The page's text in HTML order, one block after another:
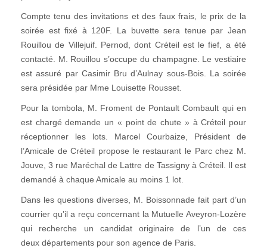
Compte tenu des invitations et des faux frais, le prix de la
soirée est fixé à 120F. La buvette sera tenue par Jean
Rouillou de Villejuif. Pernod, dont Créteil est le fief, a été
contacté. M. Rouillou s’occupe du champagne. Le vestiaire
est assuré par Casimir Bru d’Aulnay sous-Bois. La soirée
sera présidée par Mme Louisette Rousset.
Pour la tombola, M. Froment de Pontault Combault qui en
est chargé demande un « point de chute » à Créteil pour
réceptionner les lots. Marcel Courbaize, Président de
l’Amicale de Créteil propose le restaurant le Parc chez M.
Jouve, 3 rue Maréchal de Lattre de Tassigny à Créteil. Il est
demandé à chaque Amicale au moins 1 lot.
Dans les questions diverses, M. Boissonnade fait part d’un
courrier qu’il a reçu concernant la Mutuelle Aveyron-Lozère
qui recherche un candidat originaire de l’un de ces
deux départements pour son agence de Paris.